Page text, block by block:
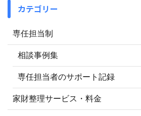
カテゴリー
専任担当制
相談事例集
専任担当者のサポート記録
家財整理サービス・料金